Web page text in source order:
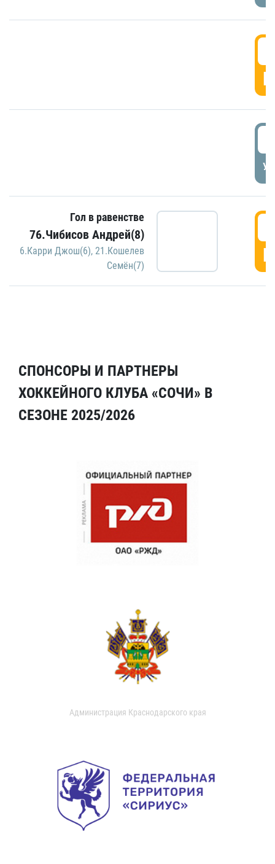
Гол в равенстве
76.Чибисов Андрей(8)
6.Карри Джош(6), 21.Кошелев
Семён(7)
СПОНСОРЫ И ПАРТНЕРЫ
ХОККЕЙНОГО КЛУБА «СОЧИ» В
СЕЗОНЕ 2025/2026
Администрация Краснодарского края